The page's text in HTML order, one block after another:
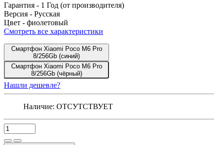
Гарантия - 1 Год (от производителя)
Версия - Русская
Цвет - фиолетовый
Смотреть все характеристики
Смартфон Xiaomi Poco M6 Pro
8/256Gb (синий)
Смартфон Xiaomi Poco M6 Pro
8/256Gb (чёрный)
Нашли дешевле?
Наличие: ОТСУТСТВУЕТ